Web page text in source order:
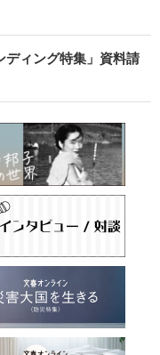
ディング特集」資料請